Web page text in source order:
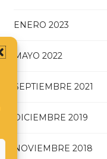
ENERO 2023
MAYO 2022
SEPTIEMBRE 2021
DICIEMBRE 2019
NOVIEMBRE 2018